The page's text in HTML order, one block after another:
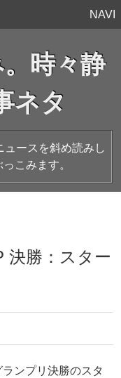
NAVI
時々静
ネタ
ュースを斜め読みし
こみます。
決勝：スター
ンプリ決勝のスタ